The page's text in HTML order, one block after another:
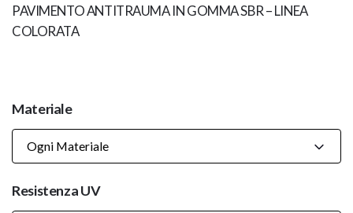
PAVIMENTO ANTITRAUMA IN GOMMA SBR – LINEA
COLORATA
Materiale
Ogni Materiale
Resistenza UV